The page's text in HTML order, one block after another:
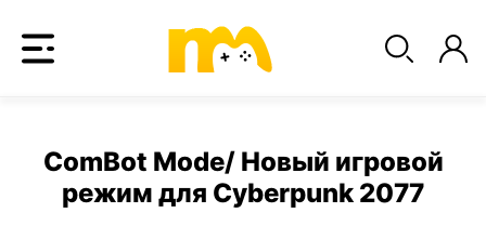
ComBot Mode/ Новый игровой
режим для Cyberpunk 2077